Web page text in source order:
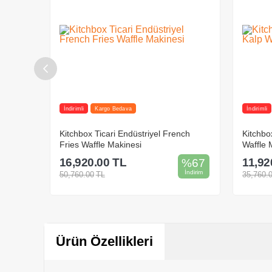
İndirimli Kargo Bedava
Kitchbox Ticari Endüstriyel Liege Kalp
Waffle Makinesi
%67
İndirim
11,920.00 TL
35,760.00 TL
İndirimli
Belçika
Ürün Özellikleri